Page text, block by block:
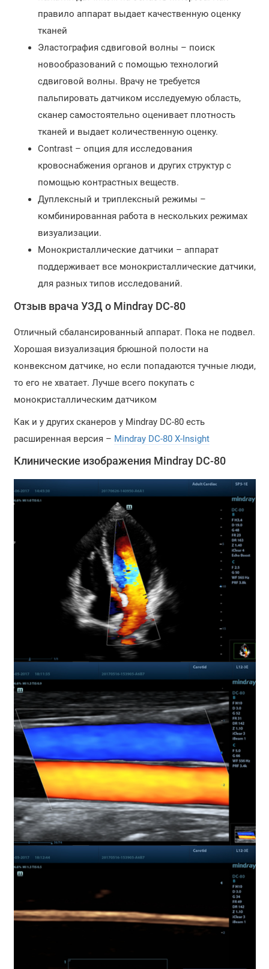
правило аппарат выдает качественную оценку
тканей
Эластография сдвиговой волны – поиск
новообразований с помощью технологий
сдвиговой волны. Врачу не требуется
пальпировать датчиком исследуемую область,
сканер самостоятельно оценивает плотность
тканей и выдает количественную оценку.
Contrast – опция для исследования
кровоснабжения органов и других структур с
помощью контрастных веществ.
Дуплексный и триплексный режимы –
комбинированная работа в нескольких режимах
визуализации.
Монокристаллические датчики – аппарат
поддерживает все монокристаллические датчики,
для разных типов исследований.
Отзыв врача УЗД о Mindray DC-80
Отличный сбалансированный аппарат. Пока не подвел.
Хорошая визуализация брюшной полости на
конвексном датчике, но если попадаются тучные люди,
то его не хватает. Лучше всего покупать с
монокристаллическим датчиком
Как и у других сканеров у Mindray DC-80 есть
расширенная версия – Mindray DC-80 X-Insight
Клинические изображения Mindray DC-80